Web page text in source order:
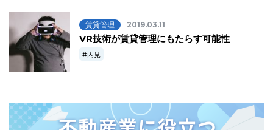
賃貸管理 2019.03.11
VR技術が賃貸管理にもたらす可能性
内見